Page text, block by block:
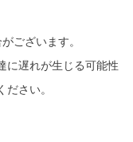
ございます。
に遅れが生じる可能性
さい。